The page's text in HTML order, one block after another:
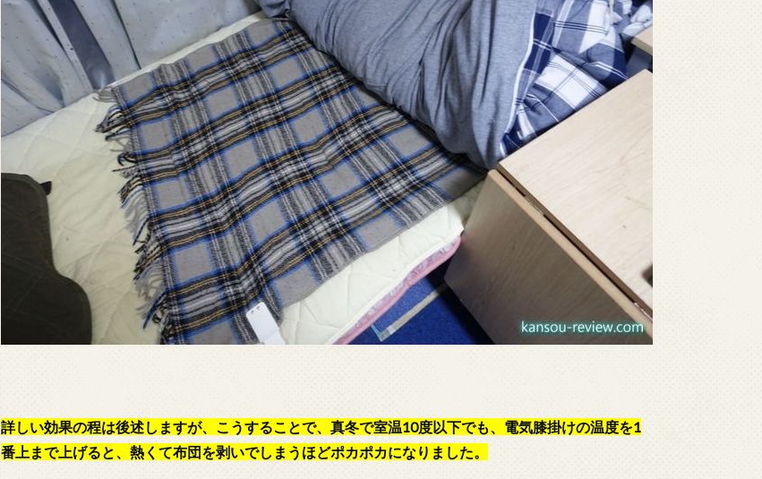
詳しい効果の程は後述しますが、こうすることで、真冬で室温10度以下でも、電気膝掛けの温度を1
番上まで上げると、熱くて布団を剥いでしまうほどポカポカになりました。